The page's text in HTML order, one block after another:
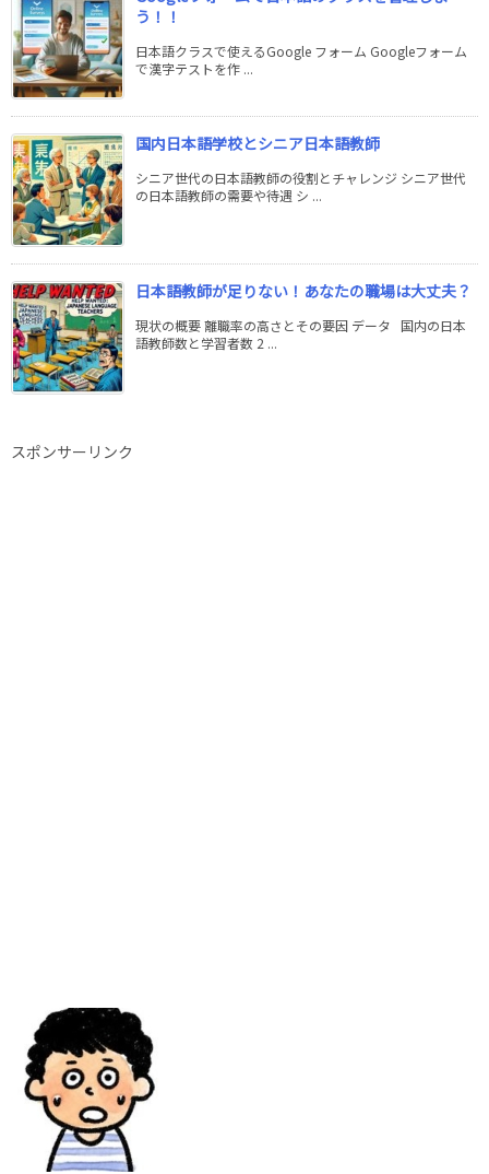
う！！
日本語クラスで使えるGoogle フォーム Googleフォーム
で漢字テストを作 ...
国内日本語学校とシニア日本語教師
シニア世代の日本語教師の役割とチャレンジ シニア世代
の日本語教師の需要や待遇 シ ...
日本語教師が足りない！あなたの職場は大丈夫？
現状の概要 離職率の高さとその要因 データ 国内の日本
語教師数と学習者数 2 ...
スポンサーリンク